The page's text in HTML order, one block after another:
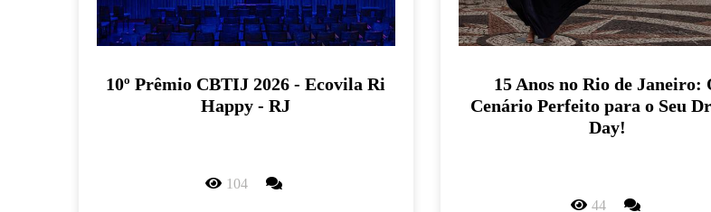
10º Prêmio CBTIJ 2026 - Ecovila Ri
Happy - RJ
104
15 Anos no Rio de Janeiro:
Cenário Perfeito para o Seu
Day!
44